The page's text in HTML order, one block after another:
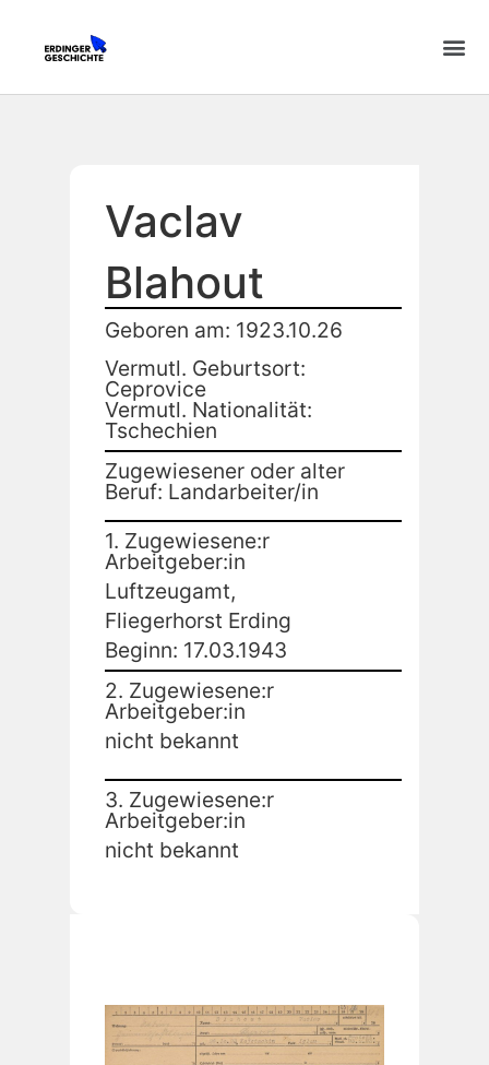
Vaclav
Blahout
Geboren am: 1923.10.26
Vermutl. Geburtsort:
Ceprovice
Vermutl. Nationalität:
Tschechien
Zugewiesener oder alter
Beruf: Landarbeiter/in
1. Zugewiesene:r
Arbeitgeber:in
Luftzeugamt,
Fliegerhorst Erding
Beginn: 17.03.1943
2. Zugewiesene:r
Arbeitgeber:in
nicht bekannt
3. Zugewiesene:r
Arbeitgeber:in
nicht bekannt